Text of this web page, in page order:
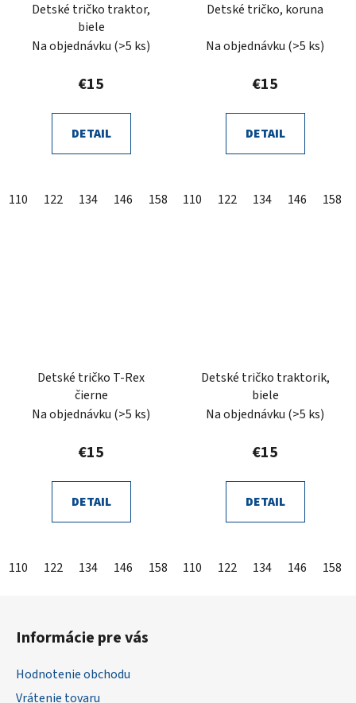
Detské tričko traktor,
biele
Na objednávku (>5 ks)
€15
DETAIL
110 122 134 146 158
Detské tričko, koruna
Na objednávku (>5 ks)
€15
DETAIL
110 122 134 146 158
Detské tričko T-Rex
čierne
Na objednávku (>5 ks)
€15
DETAIL
110 122 134 146 158
Detské tričko traktorik,
biele
Na objednávku (>5 ks)
€15
DETAIL
110 122 134 146 158
Informácie pre vás
Hodnotenie obchodu
Vrátenie tovaru